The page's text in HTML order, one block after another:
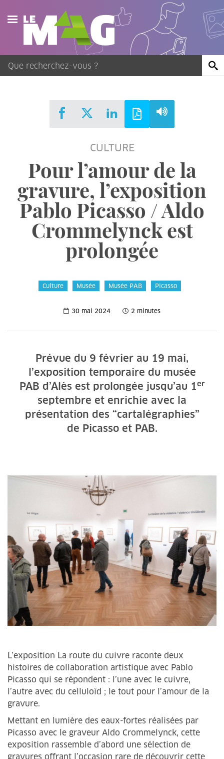
Actualités
Agenda
Publications
CULTURE
Pour l’amour de la
gravure, l’exposition
Pablo Picasso / Aldo
Crommelynck est
prolongée
Culture Musée Musée PAB Picasso
30 mai 2024 2 minutes
Prévue du 9 février au 19 mai,
l’exposition temporaire du musée
PAB d’Alès est prolongée jusqu’au 1er
septembre et enrichie avec la
présentation des “cartalégraphies”
de Picasso et PAB.
L’exposition La route du cuivre raconte deux
histoires de collaboration artistique avec Pablo
Picasso qui se répondent : l’une avec le cuivre,
l’autre avec du celluloïd ; le tout pour l’amour de la
gravure.
Mettant en lumière des eaux-fortes réalisées par
Picasso avec le graveur Aldo Crommelynck, cette
exposition rassemble d’abord une sélection de
gravures offrant l’occasion rare de découvrir cette